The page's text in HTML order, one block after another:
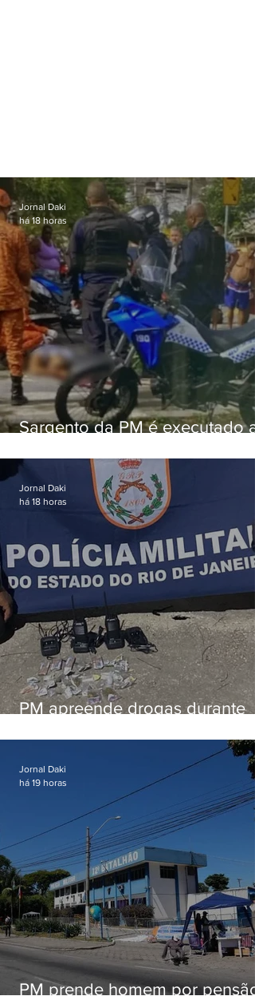
Sargento da PM é executado a
em Vaz Lobo
Jornal Daki
há 18 horas
PM apreende drogas durante
Jornal Daki
há 18 horas
PM prende homem por pensão
Jornal Daki
há 19 horas